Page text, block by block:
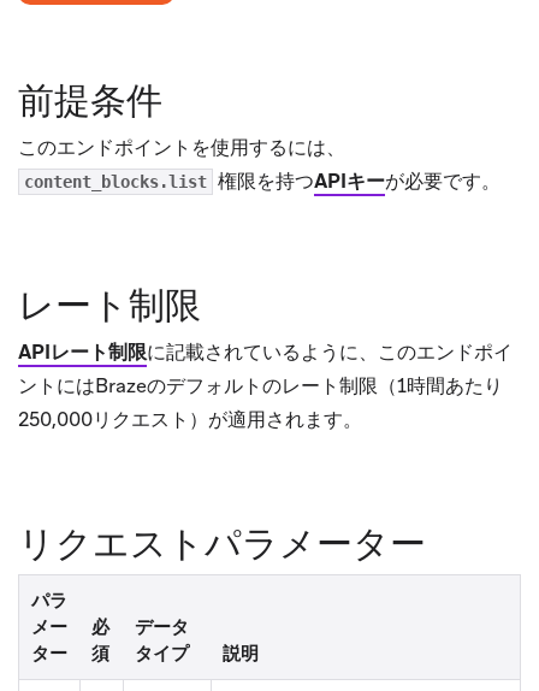
前提条件
このエンドポイントを使用するには、
content_blocks.list 権限を持つAPIキーが必要です。
レート制限
APIレート制限に記載されているように、このエンドポイ
ントにはBrazeのデフォルトのレート制限（1時間あたり
250,000リクエスト）が適用されます。
リクエストパラメーター
パラ
メー
ター
必
須
データ
タイプ
説明